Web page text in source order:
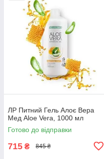
ЛР Питний Гель Алоє Вера
Мед Aloe Vera, 1000 мл
Готово до відправки
715 ₴ 845 ₴